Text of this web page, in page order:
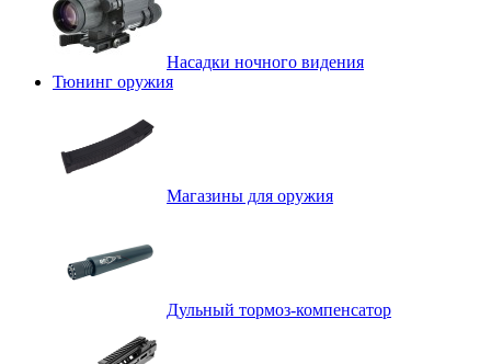
Насадки ночного видения
Тюнинг оружия
Магазины для оружия
Дульный тормоз-компенсатор